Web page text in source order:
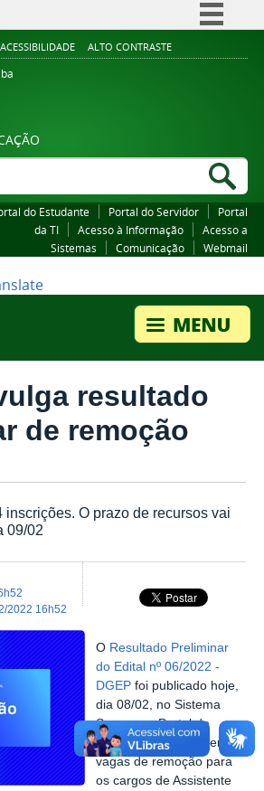
Simplifique!
Legislação
ACESSIBILIDADE ALTO CONTRASTE
do Estudante Portal do Servidor
Portal
da TI
Acesso à Informação
Acesso a
Sistemas
Comunicação Webmail
resultado
de remoção
inscrições. O prazo de recursos vai
09/02
2022 16h52
O Resultado Preliminar
do Edital nº 06/2022 -
DGEP foi publicado hoje,
dia 08/02, no Sistema
Suap e no Portal do
Servidor. O Edital ofertou
vagas de remoção para
os cargos de Assistente